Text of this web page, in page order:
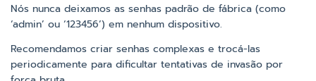
Nós nunca deixamos as senhas padrão de fábrica (como
‘admin’ ou ‘123456’) em nenhum dispositivo.
Recomendamos criar senhas complexas e trocá-las
periodicamente para dificultar tentativas de invasão por